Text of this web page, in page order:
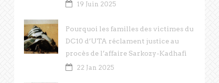
19 Juin 2025
Pourquoi les familles des victimes du
DC10 d’UTA réclament justice au
procès de l’affaire Sarkozy-Kadhafi
22 Jan 2025